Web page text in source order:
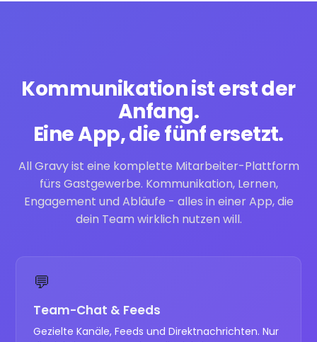
Kommunikation ist erst der
Anfang.
Eine App, die fünf ersetzt.
All Gravy ist eine komplette Mitarbeiter-Plattform
fürs Gastgewerbe. Kommunikation, Lernen,
Engagement und Abläufe - alles in einer App, die
dein Team wirklich nutzen will.
💬
Team-Chat & Feeds
Gezielte Kanäle, Feeds und Direktnachrichten. Nur